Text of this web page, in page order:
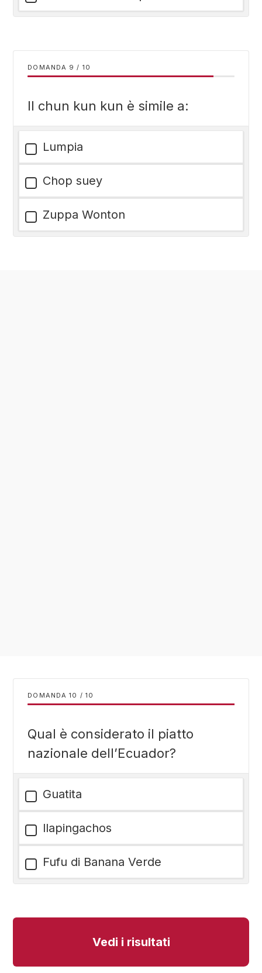
DOMANDA / 10
Il chun kun kun è simile a:
Lumpia
Chop suey
Zuppa Wonton
DOMANDA / 10
Qual è considerato il piatto
nazionale dell’Ecuador?
Guatita
llapingachos
Fufu di Banana Verde
Vedi i risultati